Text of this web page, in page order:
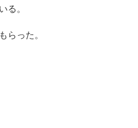
。
った。